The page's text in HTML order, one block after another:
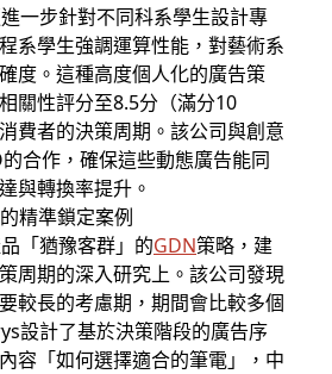
一步針對不同科系學生設計專
系學生強調運算性能，對藝術系
度。這種高度個人化的廣告策
關性評分至8.5分（滿分10
費者的決策周期。該公司與創意
合作，確保這些動態廣告能同
與轉換率提升。
精準鎖定案例
「猶豫客群」的GDN策略，建
周期的深入研究上。該公司發現
較長的考慮期，期間會比較多個
設計了基於決策階段的廣告序
容「如何選擇適合的筆電」，中